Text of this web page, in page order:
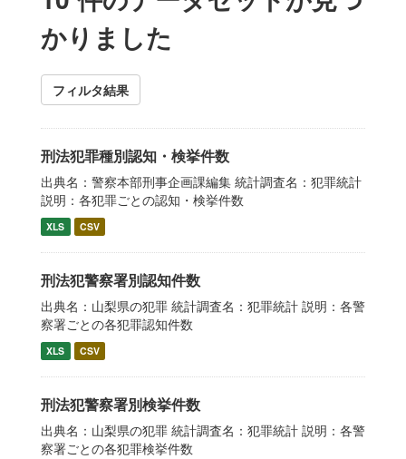
かりました
フィルタ結果
刑法犯罪種別認知・検挙件数
出典名：警察本部刑事企画課編集 統計調査名：犯罪統計
説明：各犯罪ごとの認知・検挙件数
XLS CSV
刑法犯警察署別認知件数
出典名：山梨県の犯罪 統計調査名：犯罪統計 説明：各警
察署ごとの各犯罪認知件数
XLS CSV
刑法犯警察署別検挙件数
出典名：山梨県の犯罪 統計調査名：犯罪統計 説明：各警
察署ごとの各犯罪検挙件数